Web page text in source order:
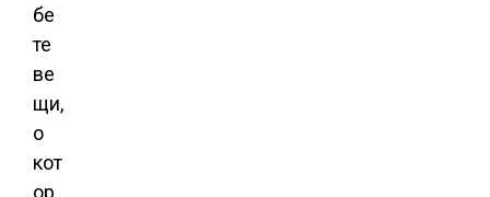
бе
те
ве
щи,
о
кот
ор